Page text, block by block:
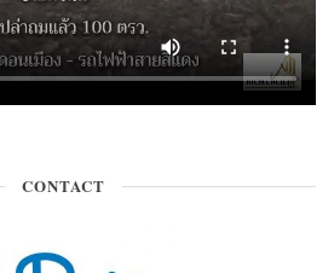
CONTACT